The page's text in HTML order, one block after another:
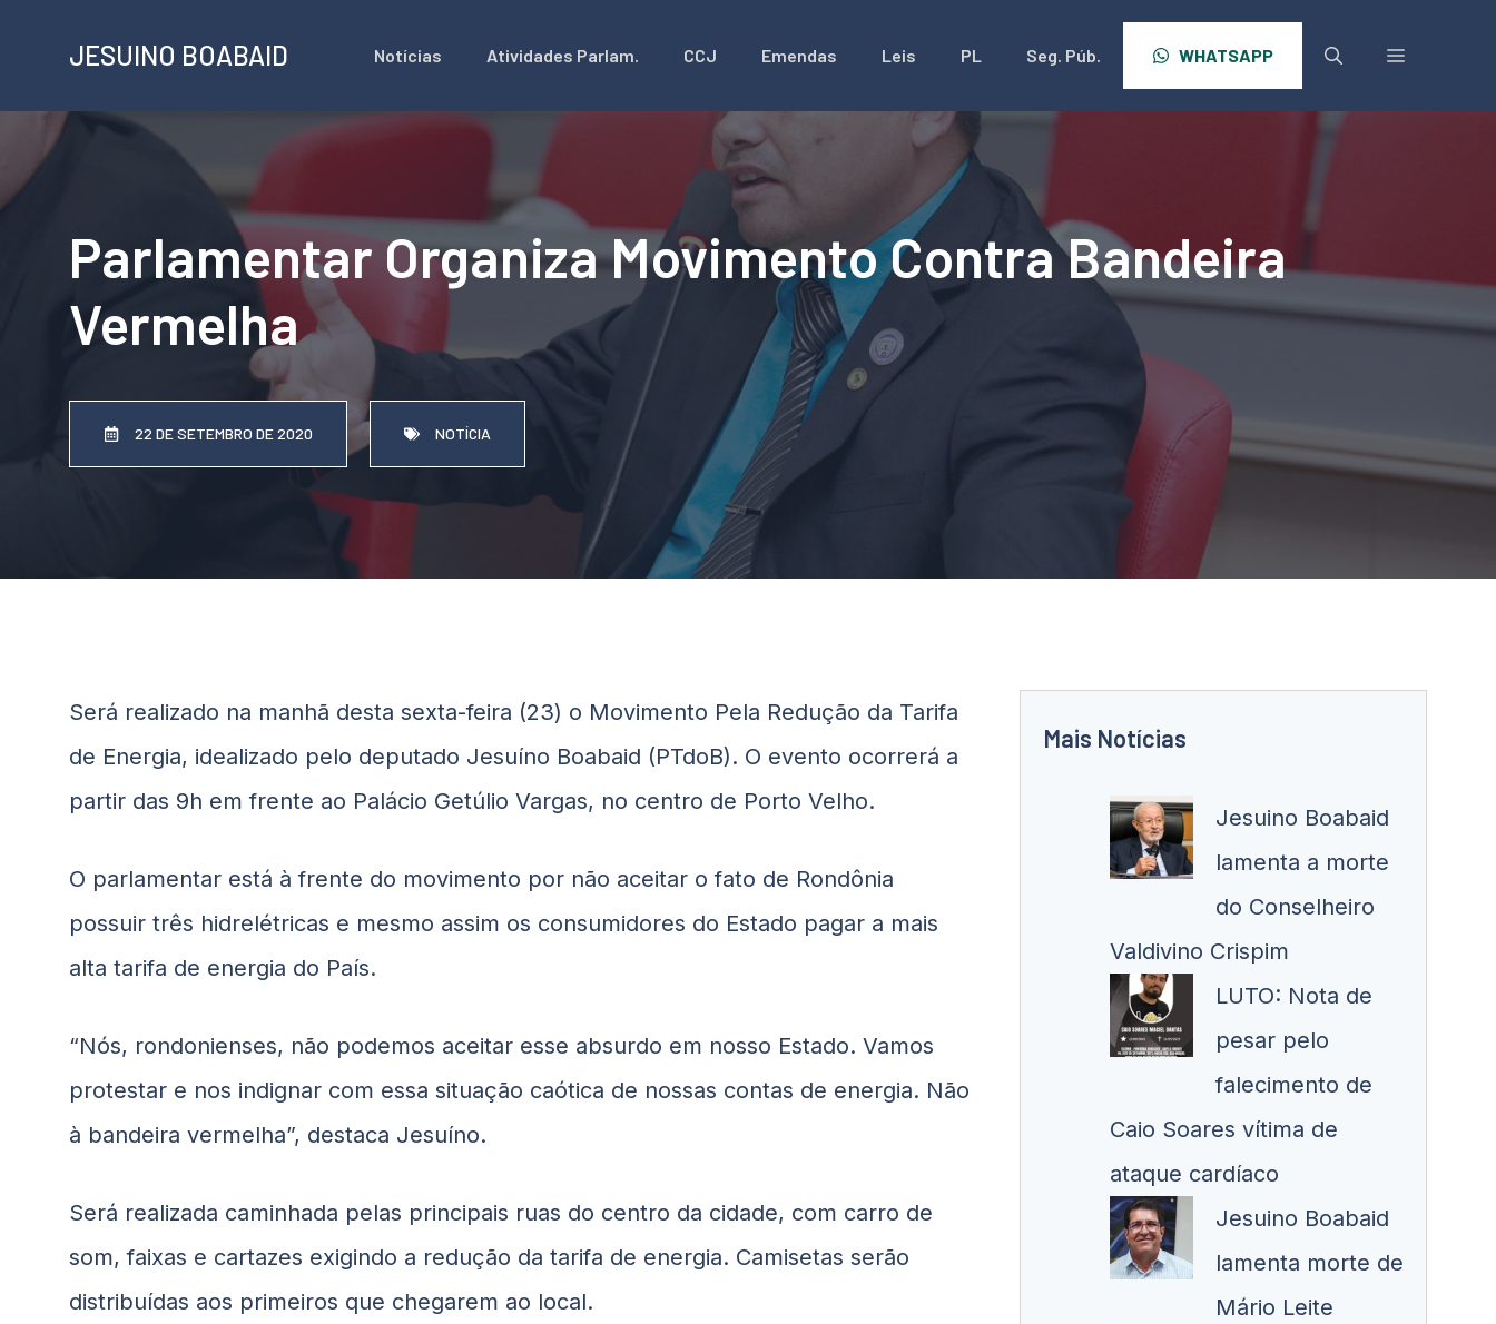
o
conteúdo
JESUINO BOABAID Notícias Atividades Parlam. CCJ Emendas Leis PL Seg. Púb. WHATSAPP
Parlamentar Organiza Movimento Contra Bandeira
Vermelha
22 DE SETEMBRO DE 2020 NOTÍCIA
Será realizado na manhã desta sexta-feira (23) o Movimento Pela Redução da Tarifa
de Energia, idealizado pelo deputado Jesuíno Boabaid (PTdoB). O evento ocorrerá a
partir das 9h em frente ao Palácio Getúlio Vargas, no centro de Porto Velho.
O parlamentar está à frente do movimento por não aceitar o fato de Rondônia
possuir três hidrelétricas e mesmo assim os consumidores do Estado pagar a mais
alta tarifa de energia do País.
“Nós, rondonienses, não podemos aceitar esse absurdo em nosso Estado. Vamos
protestar e nos indignar com essa situação caótica de nossas contas de energia. Não
à bandeira vermelha”, destaca Jesuíno.
Será realizada caminhada pelas principais ruas do centro da cidade, com carro de
som, faixas e cartazes exigindo a redução da tarifa de energia. Camisetas serão
distribuídas aos primeiros que chegarem ao local.
Mais Notícias
Jesuino Boabaid
lamenta a morte
do Conselheiro
Valdivino Crispim
LUTO: Nota de
pesar pelo
falecimento de
Caio Soares vítima de
ataque cardíaco
Jesuino Boabaid
lamenta morte de
Mário Leite